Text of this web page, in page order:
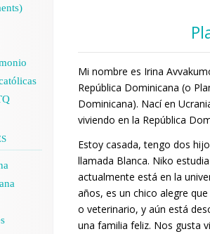
Mi nombre es Irina
República Dominicana (o
Dominicana). Nací en
viviendo en la República
Estoy casada, tengo dos
llamada Blanca. Niko
actualmente está en la
años, es un chico alegre
o veterinario, y aún está
una familia feliz. Nos gusta